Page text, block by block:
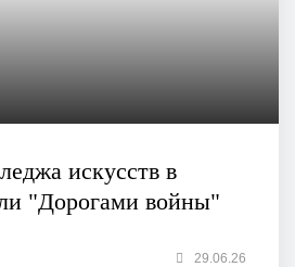
искусств в
"Дорогами войны"
29.06.26